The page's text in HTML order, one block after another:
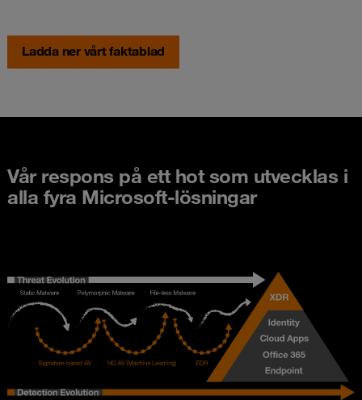
Ladda ner vårt faktablad
Vår respons på ett hot som utvecklas i
alla fyra Microsoft-lösningar